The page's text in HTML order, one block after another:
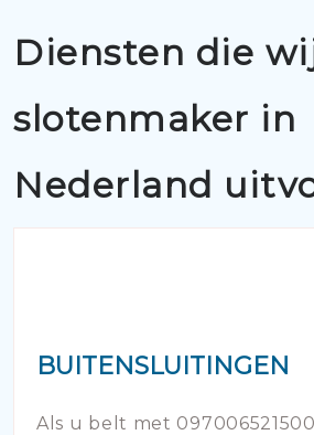
Diensten die
slotenmaker in
Nederland
BUITENSLUITINGEN
Als u belt met